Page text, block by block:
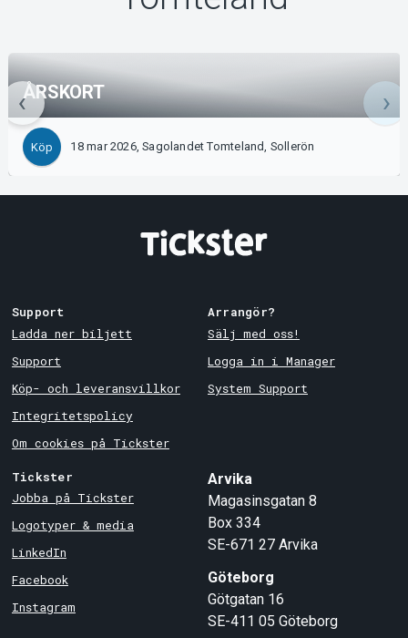
ÅRSKORT
Köp 18 mar 2026, Sagolandet Tomteland, Sollerön
Support
Ladda ner biljett
Support
Köp- och leveransvillkor
Integritetspolicy
Om cookies på Tickster
Arrangör?
Sälj med oss!
Logga in i Manager
System Support
Tickster
Jobba på Tickster
Logotyper & media
LinkedIn
Facebook
Instagram
Arvika
Magasinsgatan 8
Box 334
SE-671 27 Arvika
Göteborg
Götgatan 16
SE-411 05 Göteborg